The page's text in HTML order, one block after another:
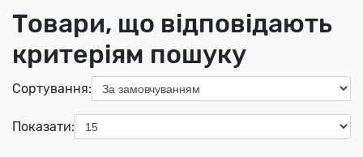
Товари, що відповідають
критеріям пошуку
Сортування:
Показати:
Індекс медіа:
428.00 грн